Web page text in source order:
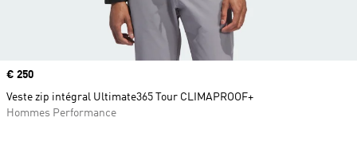
Prix
€ 250
Veste zip intégral Ultimate365 Tour CLIMAPROOF+
Hommes Performance